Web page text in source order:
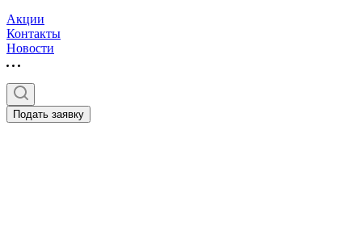
Акции
Контакты
Новости
Подать заявку